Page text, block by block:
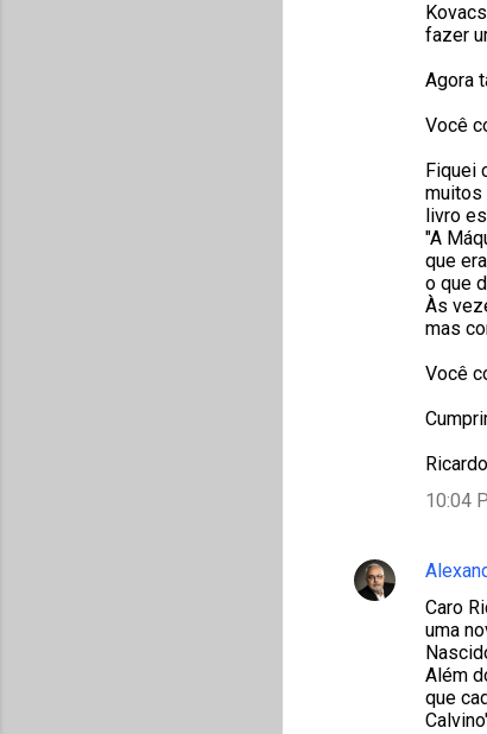
fazer
Agora
Você
Fiquei
muitos
livro
"A
que
o que
Às
mas
Você
10:04
Caro
uma
Além
que